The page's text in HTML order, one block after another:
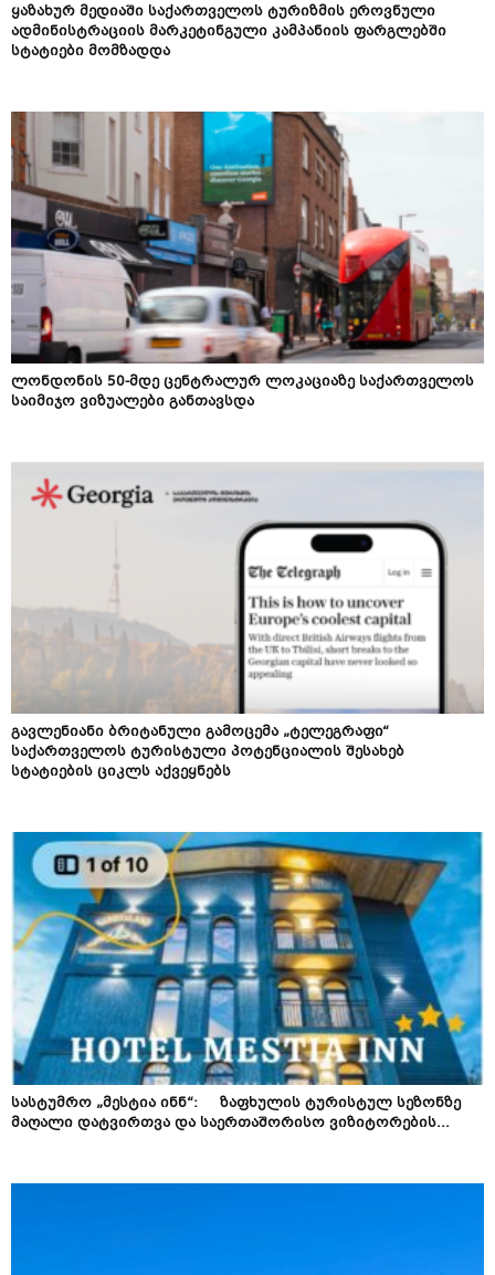
ყაზახურ მედიაში საქართველოს ტურიზმის ეროვნული
ადმინისტრაციის მარკეტინგული კამპანიის ფარგლებში
სტატიები მომზადდა
ლონდონის 50-მდე ცენტრალურ ლოკაციაზე საქართველოს
საიმიჯო ვიზუალები განთავსდა
გავლენიანი ბრიტანული გამოცემა „ტელეგრაფი“
საქართველოს ტურისტული პოტენციალის შესახებ
სტატიების ციკლს აქვეყნებს
სასტუმრო „მესტია ინნ“: ზაფხულის ტურისტულ სეზონზე
მაღალი დატვირთვა და საერთაშორისო ვიზიტორების...